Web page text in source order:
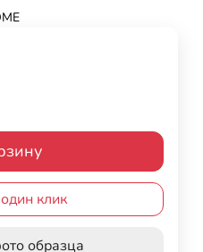
клик
образца